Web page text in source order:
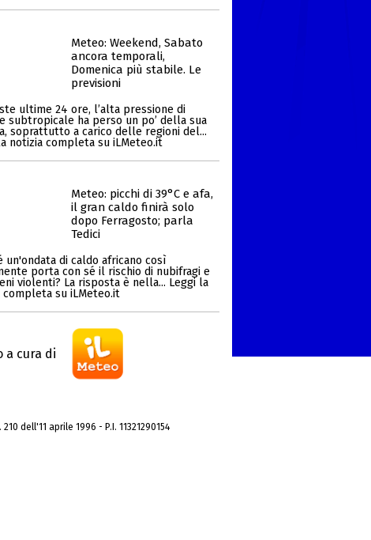
Meteo: Weekend, Sabato
ancora temporali,
Domenica più stabile. Le
previsioni
ultime 24 ore, l’alta pressione di
subtropicale ha perso un po’ della sua
soprattutto a carico delle regioni del...
notizia completa su iLMeteo.it
Meteo: picchi di 39°C e afa,
il gran caldo finirà solo
dopo Ferragosto; parla
Tedici
un'ondata di caldo africano così
porta con sé il rischio di nubifragi e
violenti? La risposta è nella... Leggi la
completa su iLMeteo.it
a cura di
dell'11 aprile 1996 - P.I. 11321290154